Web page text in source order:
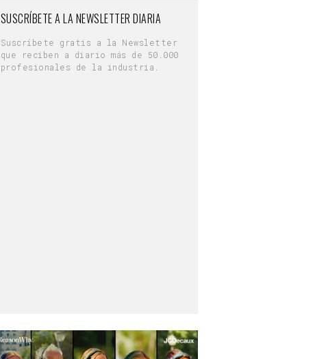
SUSCRÍBETE A LA NEWSLETTER DIARIA
Suscríbete gratis a la Newsletter
que reciben a diario más de 50.000
profesionales de la industria.